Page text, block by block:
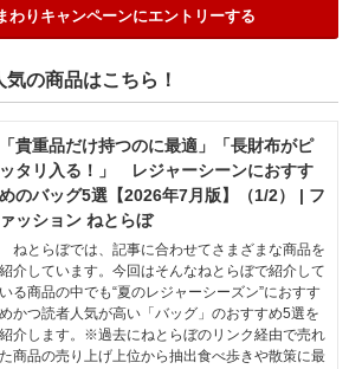
わりキャンペーンにエントリーする
の商品はこちら！
「貴重品だけ持つのに最適」「長財布がピ
ッタリ入る！」 レジャーシーンにおすす
めのバッグ5選【2026年7月版】（1/2） | フ
ァッション ねとらぼ
ねとらぼでは、記事に合わせてさまざまな商品を
紹介しています。今回はそんなねとらぼで紹介して
いる商品の中でも“夏のレジャーシーズン”におすす
めかつ読者人気が高い「バッグ」のおすすめ5選を
紹介します。※過去にねとらぼのリンク経由で売れ
た商品の売り上げ上位から抽出食べ歩きや散策に最